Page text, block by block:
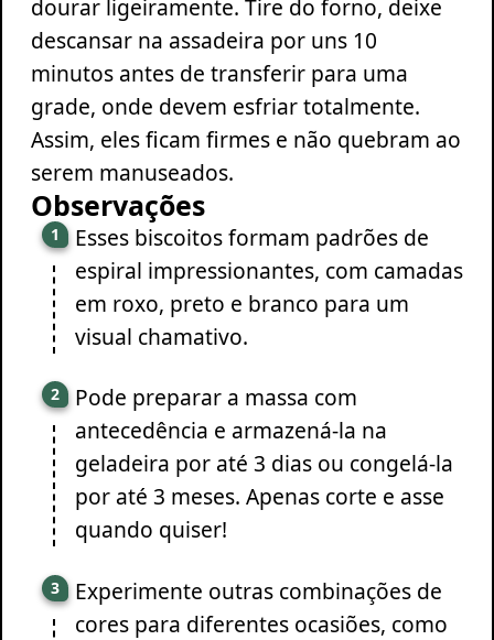
dourar ligeiramente. Tire do forno, deixe
descansar na assadeira por uns 10
minutos antes de transferir para uma
grade, onde devem esfriar totalmente.
Assim, eles ficam firmes e não quebram ao
serem manuseados.
Observações
Esses biscoitos formam padrões de
espiral impressionantes, com camadas
em roxo, preto e branco para um
visual chamativo.
Pode preparar a massa com
antecedência e armazená-la na
geladeira por até 3 dias ou congelá-la
por até 3 meses. Apenas corte e asse
quando quiser!
Experimente outras combinações de
cores para diferentes ocasiões, como